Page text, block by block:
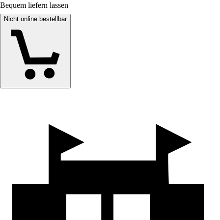
Bequem liefern lassen
Nicht online bestellbar